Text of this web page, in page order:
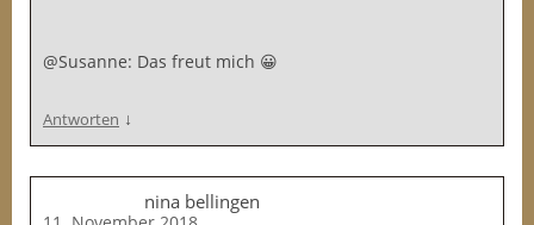
@Susanne: Das freut mich 😀
Antworten ↓
nina bellingen